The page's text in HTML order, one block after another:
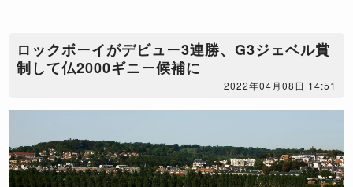
​ロックボーイがデビュー3連勝、G3ジェベル賞
制して仏2000ギニー候補に
2022年04月08日 14:51